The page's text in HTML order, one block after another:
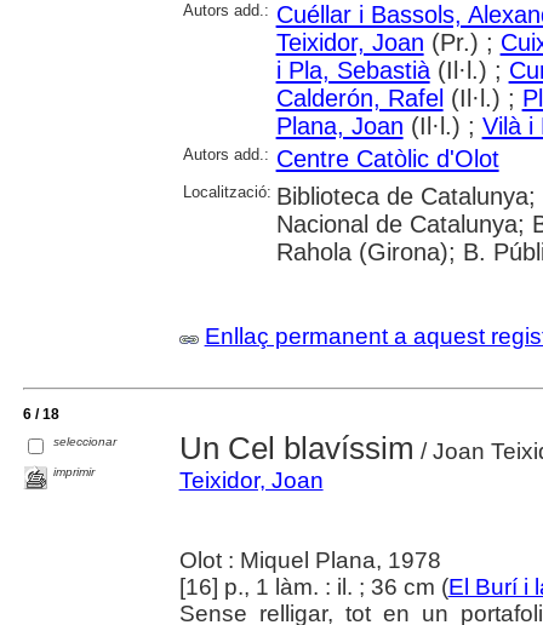
Autors add.: Cuéllar i Bassols,
Teixidor, Joan (Pr.) ;
i Pla, Sebastià(Il·l.) ;
Calderón, Rafel (Il·l.) ;
Plana, Joan (Il·l.) ; Vilà i
Autors add.: Centre Catòlic d'Olot
Localització: Biblioteca de
Nacional de Catalunya;
Rahola (Girona); B.
Enllaç permanent a aquest
6 / 18
seleccionar
imprimir
Un Cel blavíssim / Joan
Teixidor, Joan
Olot : Miquel Plana, 1978
[16] p., 1 làm. : il. ; 36 cm (El Burí i
Sense relligar, tot en un